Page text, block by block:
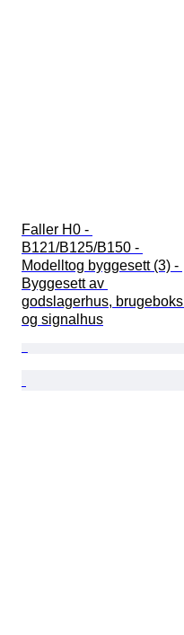
Faller H0 -
B121/B125/B150 -
Modelltog byggesett (3) -
Byggesett av
godslagerhus, brugeboks
og signalhus